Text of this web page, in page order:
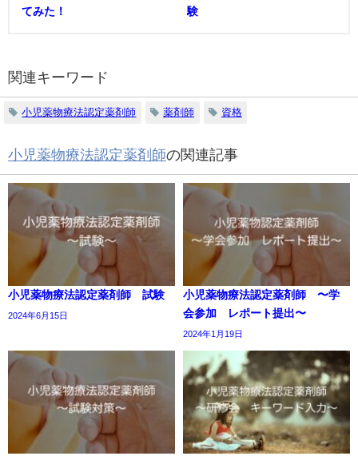
てみた！
験
関連キーワード
小児薬物療法認定薬剤師 薬剤師 資格
小児薬物療法認定薬剤師の関連記事
小児薬物療法認定薬剤師 試験
2024年6月15日
小児薬物療法認定薬剤師 〜学
会参加 レポート提出〜
2024年1月19日